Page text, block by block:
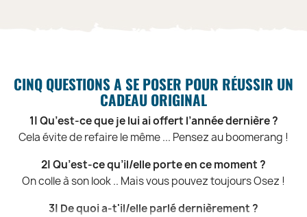
CINQ QUESTIONS A SE POSER POUR RÉUSSIR UN
CADEAU ORIGINAL
1| Qu’est-ce que je lui ai offert l’année dernière ?
Cela évite de refaire le même ... Pensez au boomerang !
2| Qu’est-ce qu’il/elle porte en ce moment ?
On colle à son look .. Mais vous pouvez toujours Osez !
3| De quoi a-t'il/elle parlé dernièrement ?